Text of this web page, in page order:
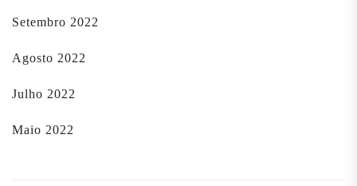
Setembro 2022
Agosto 2022
Julho 2022
Maio 2022